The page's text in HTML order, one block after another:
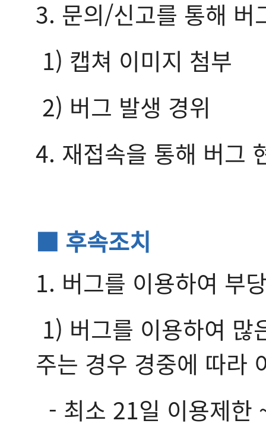
3. 문의/신고를 통해 버
1) 캡쳐 이미지 첨부
2) 버그 발생 경위
4. 재접속을 통해 버그
■ 후속조치
1. 버그를 이용하여 부
1) 버그를 이용하여 많
주는 경우 경중에 따라
- 최소 21일 이용제한